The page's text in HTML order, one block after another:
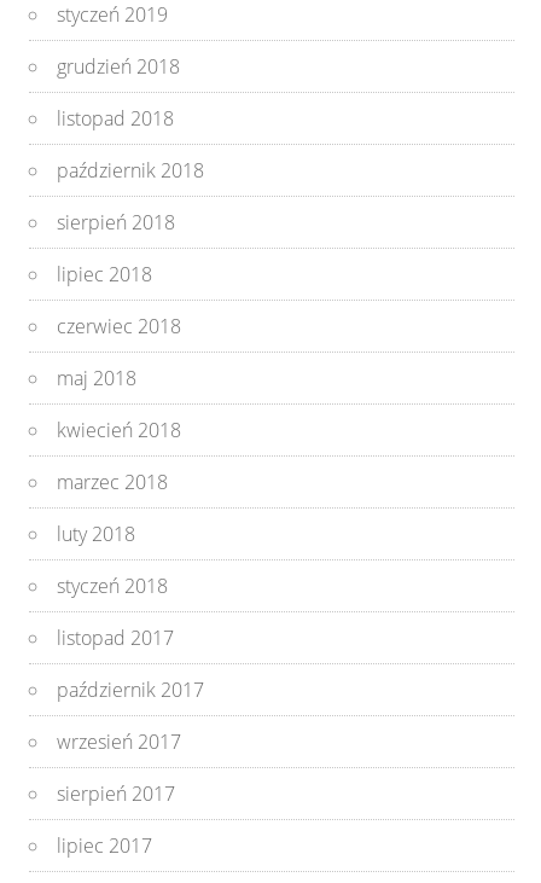
styczeń 2019
grudzień 2018
listopad 2018
październik 2018
sierpień 2018
lipiec 2018
czerwiec 2018
maj 2018
kwiecień 2018
marzec 2018
luty 2018
styczeń 2018
listopad 2017
październik 2017
wrzesień 2017
sierpień 2017
lipiec 2017